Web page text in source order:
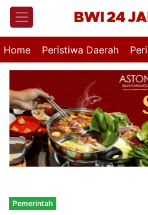
Home Peristiwa Daerah
Pemerintah